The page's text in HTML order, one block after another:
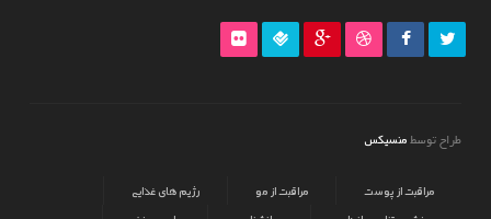
طراح توسط منسیکس
مراقبت از پوست مراقبت از مو
رژیم های غذایی